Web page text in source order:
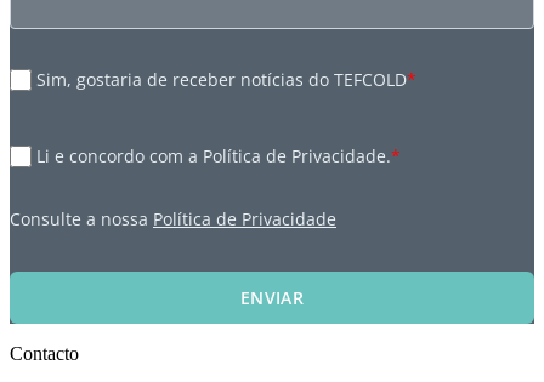
Sim, gostaria de receber notícias do TEFCOLD*
Li e concordo com a Política de Privacidade.*
Consulte a nossa Política de Privacidade
ENVIAR
Contacto